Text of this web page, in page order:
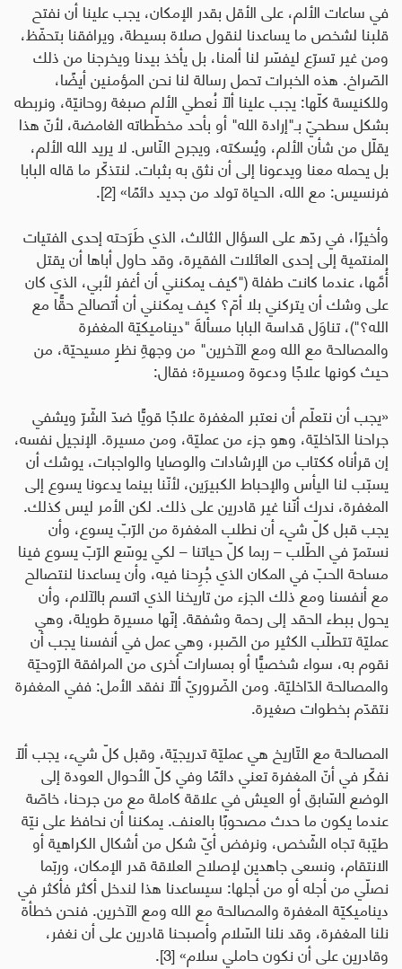
في ساعات الألم، على الأقل بقدر الإمكان، يجب علينا أن نفتح
قلبنا لشخص ما يساعدنا لنقول صلاة بسيطة، ويرافقنا بتحفّظ،
ومن غير تسرّع ليفسّر لنا ألمنا، بل يأخذ بيدنا ويخرجنا من ذلك
الصّراخ. هذه الخبرات تحمل رسالة لنا نحن المؤمنين أيضًا،
وللكنيسة كلّها: يجب علينا ألّا نُعطي الألم صبغة روحانيّة، ونربطه
بشكل سطحيّ بـ"إرادة الله" أو بأحد مخطّطاته الغامضة، لأنّ هذا
يقلّل من شأن الألم، ويُسكته، ويجرح النّاس. لا يريد الله الألم،
بل يحمله معنا ويدعونا إلى أن نثق به بثبات. لنتذكّر ما قاله البابا
فرنسيس: مع الله، الحياة تولد من جديد دائمًا»[2]
.
وأخيرًا، في ردّه على السؤال الثالث، الذي طَرَحته إحدى الفتيات
المنتمية إلى إحدى العائلات الفقيرة، وقد حاول أباها أن يقتل
أُمَّها، عندما كانت طفلة ("كيف يمكنني أن أغفر لأبي، الذي كان
على وشك أن يتركني بلا أمّ؟ كيف يمكنني أن أتصالح حقًّا مع
الله؟")، تناوَل قداسة البابا مسألةَ "ديناميكيّة المغفرة
والمصالحة مع الله ومع الآخرين" من وجهةِ نظرٍ مسيحيّة، من
حيث كونها علاجًا ودعوة ومسيرة؛ فقال:
«يجب أن نتعلّم أن نعتبر المغفرة علاجًا قويًّا ضدّ الشّرّ ويشفي
جراحنا الدّاخليّة، وهو جزء من عمليّة، ومن مسيرة. الإنجيل نفسه،
إن قرأناه ككتاب من الإرشادات والوصايا والواجبات، يوشك أن
يسبّب لنا اليأس والإحباط الكبيرَين، لأنّنا بينما يدعونا يسوع إلى
المغفرة، ندرك أنّنا غير قادرين على ذلك. لكن الأمر ليس كذلك.
يجب قبل كلّ شيء أن نطلب المغفرة من الرّبّ يسوع، وأن
نستمرّ في الطّلب – ربما كلّ حياتنا – لكي يوسّع الرّبّ يسوع فينا
مساحة الحبّ في المكان الذي جُرِحنا فيه، وأن يساعدنا لنتصالح
مع أنفسنا ومع ذلك الجزء من تاريخنا الذي اتسم بالآلام، وأن
يحول ببطء الحقد إلى رحمة وشفقة. إنّها مسيرة طويلة، وهي
عمليّة تتطلّب الكثير من الصّبر، وهي عمل في أنفسنا يجب أن
نقوم به، سواء شخصيًّا أو بمسارات أخرى من المرافقة الرّوحيّة
والمصالحة الدّاخليّة. ومن الضّروريّ ألّا نفقد الأمل: ففي المغفرة
نتقدّم بخطوات صغيرة.
المصالحة مع التّاريخ هي عمليّة تدريجيّة، وقبل كلّ شيء، يجب ألّا
نفكّر في أنّ المغفرة تعني دائمًا وفي كلّ الأحوال العودة إلى
الوضع السّابق أو العيش في علاقة كاملة مع من جرحنا، خاصّة
عندما يكون ما حدث مصحوبًا بالعنف. يمكننا أن نحافظ على نيّة
طيّبة تجاه الشّخص، ونرفض أيّ شكل من أشكال الكراهية أو
الانتقام، ونسعى جاهدين لإصلاح العلاقة قدر الإمكان، وربّما
نصلّي من أجله أو من أجلها: سيساعدنا هذا لندخل أكثر فأكثر في
ديناميكيّة المغفرة والمصالحة مع الله ومع الآخرين. فنحن خطأة
نلنا المغفرة، وقد نلنا السّلام وأصبحنا قادرين على أن نغفر،
وقادرين على أن نكون حاملي سلام»[3]
.